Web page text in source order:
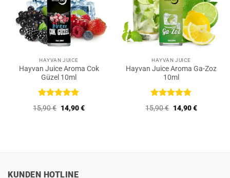
HAYVAN JUICE
Hayvan Juice Aroma Cok
Güzel 10ml
Bewertet
mit 5 von
15,90€ Ursprünglicher
Preis
14,90€Aktueller
HAYVAN JUICE
Hayvan Juice Aroma Ga-Zoz
10ml
Bewertet
mit 5 von
15,90€ Ursprünglicher
Preis
14,90€Aktueller
KUNDEN HOTLINE